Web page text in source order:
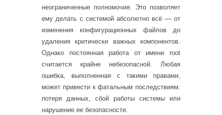
неограниченные полномочия. Это позволяет
ему делать с системой абсолютно всё — от
изменения конфигурационных файлов до
удаления критически важных компонентов.
Однако постоянная работа от имени root
считается крайне небезопасной. Любая
ошибка, выполненная с такими правами,
может привести к фатальным последствиям:
потеря данных, сбой работы системы или
нарушение ее безопасности.